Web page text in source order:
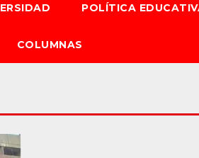
POLÍTICA
COLUMNAS